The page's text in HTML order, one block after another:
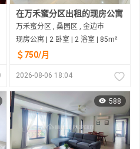
在万禾蜜分区出租的现房公寓
万禾蜜分区 , 桑园区 , 金边市
现房公寓 | 2 卧室 | 2 浴室 | 85m²
＄750/月
2026-08-06 18:04
588